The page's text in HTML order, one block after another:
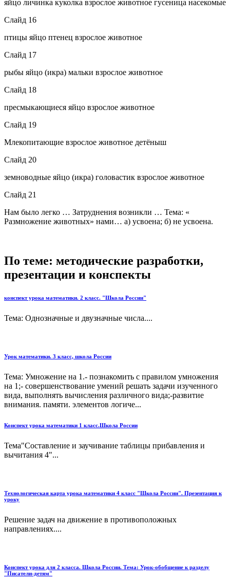
яйцо личинка куколка взрослое животное гусеница насекомые
Слайд 16
птицы яйцо птенец взрослое животное
Слайд 17
рыбы яйцо (икра) мальки взрослое животное
Слайд 18
пресмыкающиеся яйцо взрослое животное
Слайд 19
Млекопитающие взрослое животное детёныш
Слайд 20
земноводные яйцо (икра) головастик взрослое животное
Слайд 21
Нам было легко … Затруднения возникли … Тема: «
Размножение животных» нами… а) усвоена; б) не усвоена.
По теме: методические разработки,
презентации и конспекты
конспект урока математики. 2 класс. "Школа России"
Тема: Однозначные и двузначные числа....
Урок математики. 3 класс, школа России
Тема: Умножение на 1.- познакомить с правилом умножения
на 1;- совершенствование умений решать задачи изученного
вида, выполнять вычисления различного вида;-развитие
внимания. памяти. элементов логиче...
Конспект урока математики 1 класс.Школа России
Тема"Составление и заучивание таблицы прибавления и
вычитания 4"...
Технологическая карта урока математики 4 класс "Школа России". Презентация к
уроку
Решение задач на движение в противоположных
направлениях....
Конспект урока для 2 класса. Школа России. Тема: Урок-обобщение к разделу
"Писатели-детям"